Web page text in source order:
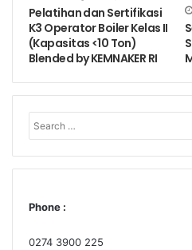
Usia minimal 18 tahun
Training Kit
Handout
Certificate
Souvenir
Pelatihan dan Sertifikasi
K3 Operator Boiler Kelas II
(Kapasitas <10 Ton)
Blended by KEMNAKER RI
Phone :
0274 3900 225